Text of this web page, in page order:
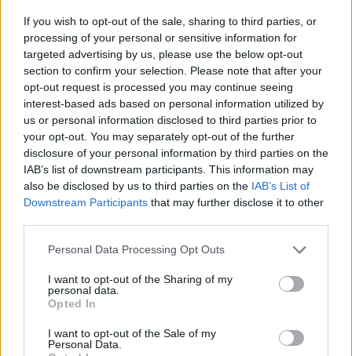
If you wish to opt-out of the sale, sharing to third parties, or
processing of your personal or sensitive information for
targeted advertising by us, please use the below opt-out
section to confirm your selection. Please note that after your
opt-out request is processed you may continue seeing
interest-based ads based on personal information utilized by
us or personal information disclosed to third parties prior to
your opt-out. You may separately opt-out of the further
disclosure of your personal information by third parties on the
IAB’s list of downstream participants. This information may
also be disclosed by us to third parties on the IAB’s List of
Downstream Participants that may further disclose it to other
Personal Data Processing Opt Outs
I want to opt-out of the Sharing of my
personal data.
Opted In
I want to opt-out of the Sale of my
Personal Data.
REPER
SENS
SOS (Șoșoacă)
POT (Gavrilă)
PACE (Peia)
Acțiunea Conservatoare (Târziu)
PDF (Lazarus)
PUSL (D. Voiculescu)
FAR (Coarnă)
România pe Primul Loc (Ponta)
Altul